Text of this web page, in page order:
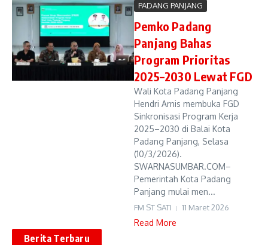
PADANG PANJANG
Pemko Padang
Panjang Bahas
Program Prioritas
2025–2030 Lewat FGD
Wali Kota Padang Panjang
Hendri Arnis membuka FGD
Sinkronisasi Program Kerja
2025–2030 di Balai Kota
Padang Panjang, Selasa
(10/3/2026).
SWARNASUMBAR.COM–
Pemerintah Kota Padang
Panjang mulai men...
FM ST SATI 11 Maret 2026
Read More
Berita Terbaru